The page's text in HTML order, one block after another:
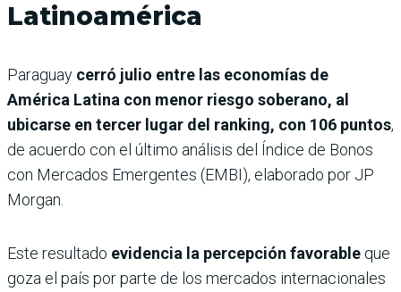
Latinoamérica
Paraguay cerró julio entre las economías de
América Latina con menor riesgo soberano, al
ubicarse en tercer lugar del ranking, con 106 puntos,
de acuerdo con el último análisis del Índice de Bonos
con Mercados Emergentes (EMBI), elaborado por JP
Morgan.
Este resultado evidencia la percepción favorable que
goza el país por parte de los mercados internacionales